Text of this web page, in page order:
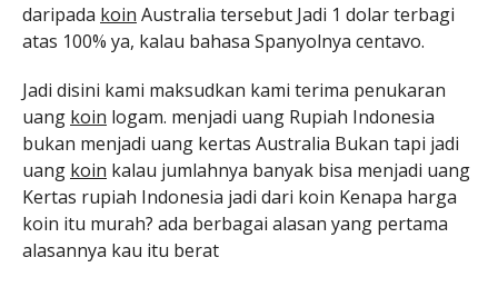
daripada koin Australia tersebut Jadi 1 dolar terbagi
atas 100% ya, kalau bahasa Spanyolnya centavo.
Jadi disini kami maksudkan kami terima penukaran
uang koin logam. menjadi uang Rupiah Indonesia
bukan menjadi uang kertas Australia Bukan tapi jadi
uang koin kalau jumlahnya banyak bisa menjadi uang
Kertas rupiah Indonesia jadi dari koin Kenapa harga
koin itu murah? ada berbagai alasan yang pertama
alasannya kau itu berat